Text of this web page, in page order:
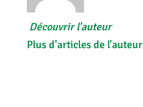
Découvrir l'auteur
Plus d'articles de l'auteur